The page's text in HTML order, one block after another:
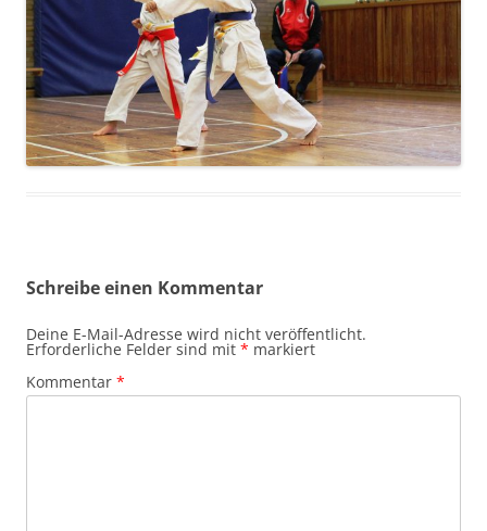
Schreibe einen Kommentar
Deine E-Mail-Adresse wird nicht veröffentlicht.
Erforderliche Felder sind mit * markiert
Kommentar *